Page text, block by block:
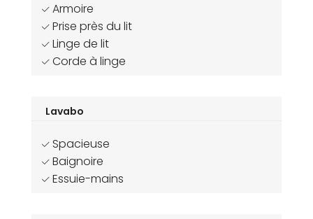
Armoire
Prise près du lit
Linge de lit
Corde à linge
Lavabo
Spacieuse
Baignoire
Essuie-mains